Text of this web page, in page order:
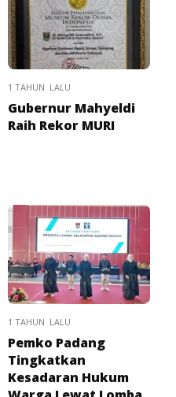
1 TAHUN LALU
Gubernur Mahyeldi
Raih Rekor MURI
1 TAHUN LALU
Pemko Padang
Tingkatkan
Kesadaran Hukum